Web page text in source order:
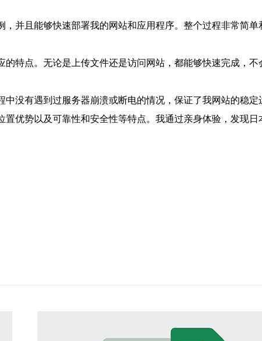
并且能够快速部署我的网站和应用程序。整个过程非常简单
特点。无论是上传文件还是访问网站，都能够快速完成，不
没有遇到过服务器崩溃或断电的情况，保证了我网站的稳定
优势以及可靠性和安全性等特点。我通过亲身体验，发现